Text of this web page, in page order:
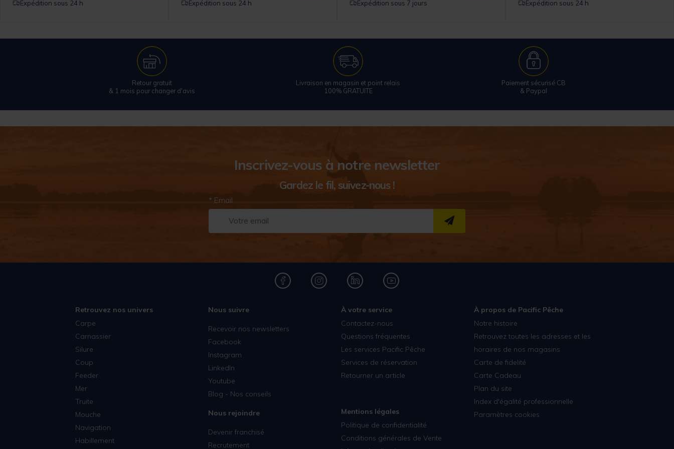
Expédition sous 24 h Expédition sous 24 h Expédition sous 7 jours Expédition sous 24 h
Retour gratuit
& 1 mois pour changer d'avis
Livraison en magasin et point relais
100% GRATUITE
Paiement sécurisé CB
& Paypal
Inscrivez-vous à notre newsletter
Gardez le fil, suivez-nous !
* Email
S''INSCRIRE
Retrouvez nos univers
Carpe
Carnassier
Silure
Coup
Feeder
Mer
Truite
Mouche
Navigation
Habillement
Nous suivre
Recevoir nos newsletters
Facebook
Instagram
LinkedIn
Youtube
Blog - Nos conseils
Nous rejoindre
Devenir franchisé
Recrutement
À votre service
Contactez-nous
Questions fréquentes
Les services Pacific Pêche
Services de réservation
Retourner un article
Mentions légales
Politique de confidentialité
Conditions générales de Vente
À propos de Pacific Pêche
Notre histoire
Retrouvez toutes les adresses et les
horaires de nos magasins
Carte de fidelité
Carte Cadeau
Plan du site
Index d'égalité professionnelle
Paramètres cookies